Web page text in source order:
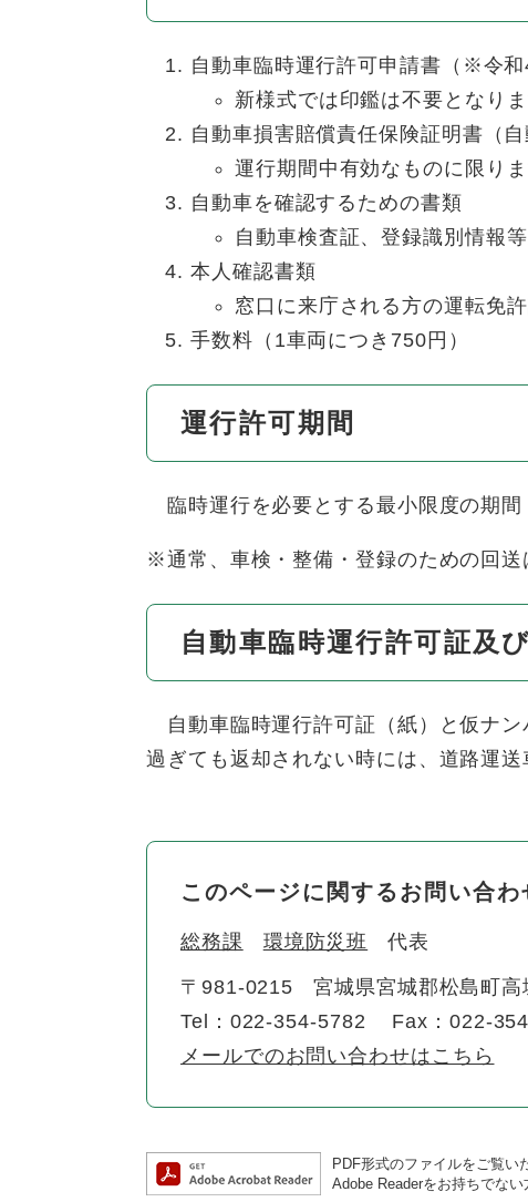
自動車臨時運行許可申請書（※令
新様式では印鑑は不要となりま
自動車損害賠償責任保険証明書（
運行期間中有効なものに限り
自動車を確認するための書類
自動車検査証、登録識別情報
本人確認書類
窓口に来庁される方の運転免
手数料（1車両につき750円）
運行許可期間
臨時運行を必要とする最小限度の期間
※通常、車検・整備・登録のための回送
自動車臨時運行許可証及
自動車臨時運行許可証（紙）と仮ナン
過ぎても返却されない時には、道路運
このページに関するお問い合わ
総務課 環境防災班 代表
〒981-0215
宮城県宮城郡松島町
Tel：022-354-5782
Fax：022-
メールでのお問い合わせはこちら
PDF形式のファイルをご覧い
Adobe Readerをお持ちでな